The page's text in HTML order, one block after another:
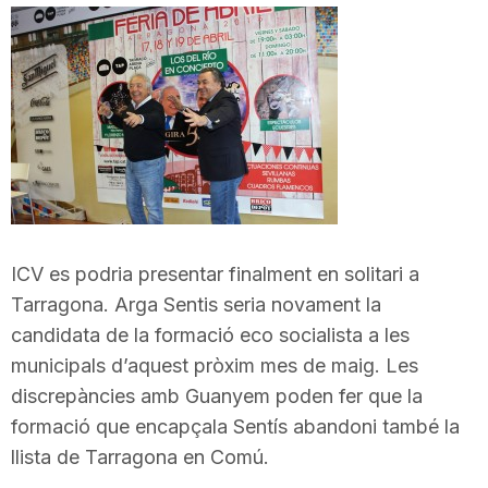
i
u
t
t
d
ICV es podria presentar finalment en solitari a
Tarragona. Arga Sentis seria novament la
candidata de la formació eco socialista a les
municipals d’aquest pròxim mes de maig. Les
discrepàncies amb Guanyem poden fer que la
formació que encapçala Sentís abandoni també la
llista de Tarragona en Comú.